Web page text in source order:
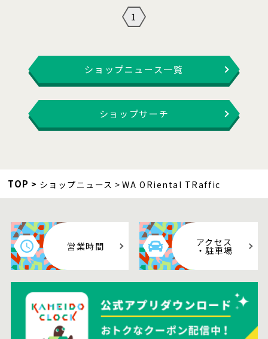
1
ショップニュース一覧
ショップサーチ
TOP ショップニュース WA ORiental TRaffic
営業時間 アクセス
・駐車場